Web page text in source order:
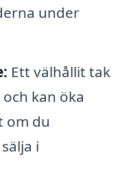
under
Ett välhållit tak
kan öka
om du
i